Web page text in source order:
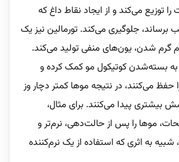
توزیع می‌کند و از ایجاد نقاط داغ که
برساند، جلوگیری می‌کند. تورمالین نیز یک
گرم شدن، یون‌های منفی تولید می‌کند.
بسته‌شدن کوتیکول مو کمک کرده و
می‌کنند، در نتیجه موها کمتر دچار وز
پیدا می‌کنند. برای مثال،
موها را پس از حالت‌دهی، نرم‌تر و
به اثری که استفاده از یک نرم‌کننده